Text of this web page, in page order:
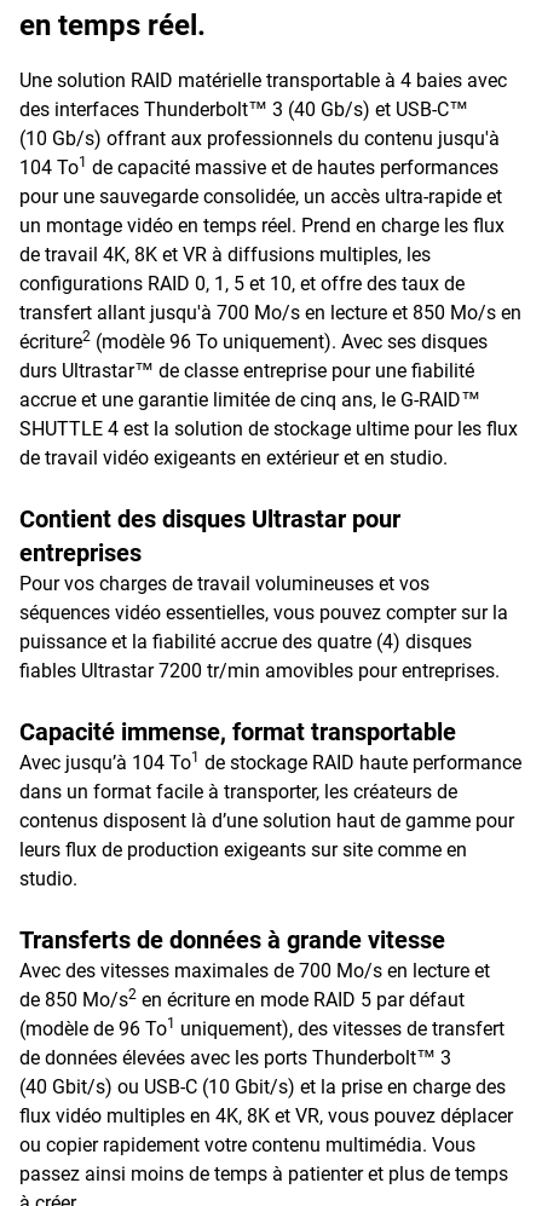
en temps réel.
Une solution RAID matérielle transportable à 4 baies avec
des interfaces Thunderbolt™ 3 (40 Gb/s) et USB-C™
(10 Gb/s) offrant aux professionnels du contenu jusqu'à
104 To1 de capacité massive et de hautes performances
pour une sauvegarde consolidée, un accès ultra-rapide et
un montage vidéo en temps réel. Prend en charge les flux
de travail 4K, 8K et VR à diffusions multiples, les
configurations RAID 0, 1, 5 et 10, et offre des taux de
transfert allant jusqu'à 700 Mo/s en lecture et 850 Mo/s en
écriture2 (modèle 96 To uniquement). Avec ses disques
durs Ultrastar™ de classe entreprise pour une fiabilité
accrue et une garantie limitée de cinq ans, le G-RAID™
SHUTTLE 4 est la solution de stockage ultime pour les flux
de travail vidéo exigeants en extérieur et en studio.
Contient des disques Ultrastar pour
entreprises
Pour vos charges de travail volumineuses et vos
séquences vidéo essentielles, vous pouvez compter sur la
puissance et la fiabilité accrue des quatre (4) disques
fiables Ultrastar 7200 tr/min amovibles pour entreprises.
Capacité immense, format transportable
Avec jusqu’à 104 To1 de stockage RAID haute performance
dans un format facile à transporter, les créateurs de
contenus disposent là d’une solution haut de gamme pour
leurs flux de production exigeants sur site comme en
studio.
Transferts de données à grande vitesse
Avec des vitesses maximales de 700 Mo/s en lecture et
de 850 Mo/s2 en écriture en mode RAID 5 par défaut
(modèle de 96 To1
uniquement), des vitesses de transfert
de données élevées avec les ports Thunderbolt™ 3
(40 Gbit/s) ou USB-C (10 Gbit/s) et la prise en charge des
flux vidéo multiples en 4K, 8K et VR, vous pouvez déplacer
ou copier rapidement votre contenu multimédia. Vous
passez ainsi moins de temps à patienter et plus de temps